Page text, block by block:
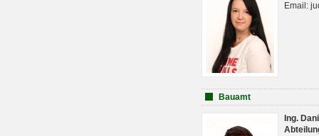
Email:
Bauamt
Ing.